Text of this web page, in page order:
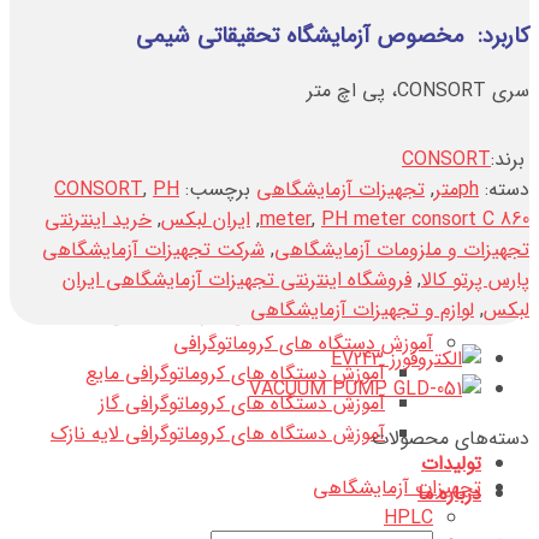
آموزش آنالیز دستگاهی
آموزش الکتروشیمی در محیط های آبی
آموزش دستگاه های اسپکتومتر جرمی
LC MS/MS
GC/MS
آموزش دستگاه های اسپکتروفتومتری
آموزش دستگاه های اسپکتوفتومتری IR
آموزش دستگاه های اسپکتوفتومتری UV
آموزش دستگاه های کروماتوگرافی
آموزش دستگاه های کروماتوگرافی مایع
آموزش دستگاه های کروماتوگرافی گاز
آموزش دستگاه های کروماتوگرافی لایه نازک
تولیدات
درباره ما
کاربرد: مخصوص آزمایشگاه تحقیقاتی شیمی
سری CONSORT، پی اچ متر
برند:CONSORT
دسته: phمتر , تجهیزات آزمایشگاهی برچسب: CONSORT, PH
meter, PH meter consort C 860
, ایران لبکس, خرید اینترنتی
تجهیزات و ملزومات آزمایشگاهی, شرکت تجهیزات آزمایشگاهی
پارس پرتو کالا, فروشگاه اینترنتی تجهیزات آزمایشگاهی ایران
لبکس, لوازم و تجهیزات آزمایشگاهی
دسته‌های محصولات
تجهیزات آزمایشگاهی
HPLC